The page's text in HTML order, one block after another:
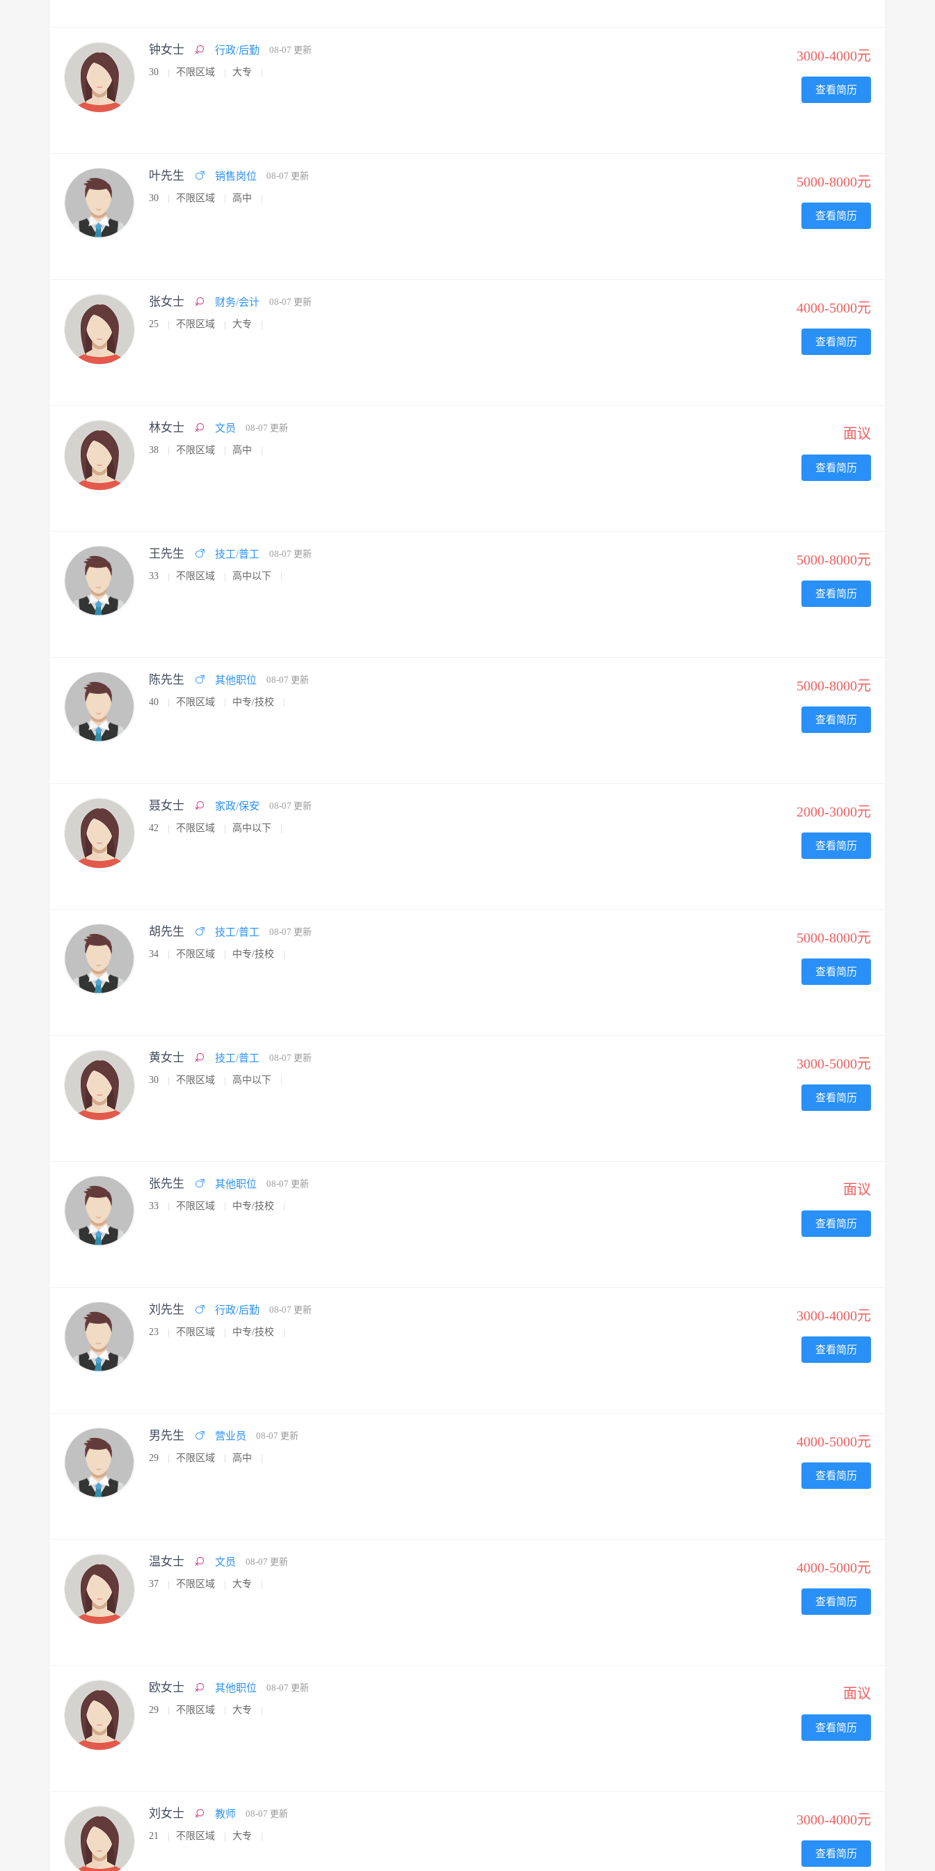
钟女士 行政/后勤 08-07 更新
30 不限区域 大专
3000-4000元
查看简历
叶先生 销售岗位 08-07 更新
30 不限区域 高中
5000-8000元
查看简历
张女士 财务/会计 08-07 更新
25 不限区域 大专
4000-5000元
查看简历
林女士 文员 08-07 更新
38 不限区域 高中
面议
查看简历
王先生 技工/普工 08-07 更新
33 不限区域 高中以下
5000-8000元
查看简历
陈先生 其他职位 08-07 更新
40 不限区域 中专/技校
5000-8000元
查看简历
聂女士 家政/保安 08-07 更新
42 不限区域 高中以下
2000-3000元
查看简历
胡先生 技工/普工 08-07 更新
34 不限区域 中专/技校
5000-8000元
查看简历
黄女士 技工/普工 08-07 更新
30 不限区域 高中以下
3000-5000元
查看简历
张先生 其他职位 08-07 更新
33 不限区域 中专/技校
面议
查看简历
刘先生 行政/后勤 08-07 更新
23 不限区域 中专/技校
3000-4000元
查看简历
男先生 营业员 08-07 更新
29 不限区域 高中
4000-5000元
查看简历
温女士 文员 08-07 更新
37 不限区域 大专
4000-5000元
查看简历
欧女士 其他职位 08-07 更新
29 不限区域 大专
面议
查看简历
刘女士 教师 08-07 更新
21 不限区域 大专
3000-4000元
查看简历